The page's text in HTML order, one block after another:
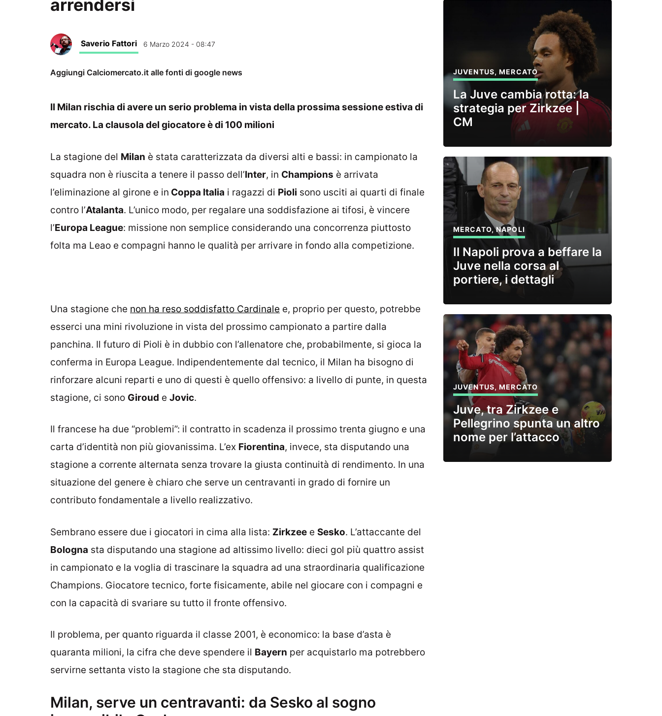
arrendersi
Saverio Fattori 6 Marzo 2024 - 08:47
Aggiungi Calciomercato.it alle fonti di google news
Il Milan rischia di avere un serio problema in vista della prossima sessione estiva di
mercato. La clausola del giocatore è di 100 milioni
La stagione del Milan è stata caratterizzata da diversi alti e bassi: in campionato la
squadra non è riuscita a tenere il passo dell’Inter, in Champions è arrivata
l’eliminazione al girone e in Coppa Italia i ragazzi di Pioli sono usciti ai quarti di finale
contro l’Atalanta. L’unico modo, per regalare una soddisfazione ai tifosi, è vincere
l’Europa League: missione non semplice considerando una concorrenza piuttosto
folta ma Leao e compagni hanno le qualità per arrivare in fondo alla competizione.
Una stagione che non ha reso soddisfatto Cardinale e, proprio per questo, potrebbe
esserci una mini rivoluzione in vista del prossimo campionato a partire dalla
panchina. Il futuro di Pioli è in dubbio con l’allenatore che, probabilmente, si gioca la
conferma in Europa League. Indipendentemente dal tecnico, il Milan ha bisogno di
rinforzare alcuni reparti e uno di questi è quello offensivo: a livello di punte, in questa
stagione, ci sono Giroud e Jovic.
Il francese ha due “problemi”: il contratto in scadenza il prossimo trenta giugno e una
carta d’identità non più giovanissima. L’ex Fiorentina, invece, sta disputando una
stagione a corrente alternata senza trovare la giusta continuità di rendimento. In una
situazione del genere è chiaro che serve un centravanti in grado di fornire un
contributo fondamentale a livello realizzativo.
Sembrano essere due i giocatori in cima alla lista: Zirkzee e Sesko. L’attaccante del
Bologna sta disputando una stagione ad altissimo livello: dieci gol più quattro assist
in campionato e la voglia di trascinare la squadra ad una straordinaria qualificazione
Champions. Giocatore tecnico, forte fisicamente, abile nel giocare con i compagni e
con la capacità di svariare su tutto il fronte offensivo.
Il problema, per quanto riguarda il classe 2001, è economico: la base d’asta è
quaranta milioni, la cifra che deve spendere il Bayern per acquistarlo ma potrebbero
servirne settanta visto la stagione che sta disputando.
Milan, serve un centravanti: da Sesko al sogno
JUVENTUS,MERCATO
La Juve cambia rotta: la
strategia per Zirkzee |
CM
MERCATO,NAPOLI
Il Napoli prova a beffare la
Juve nella corsa al
portiere, i dettagli
JUVENTUS,MERCATO
Juve, tra Zirkzee e
Pellegrino spunta un altro
nome per l’attacco